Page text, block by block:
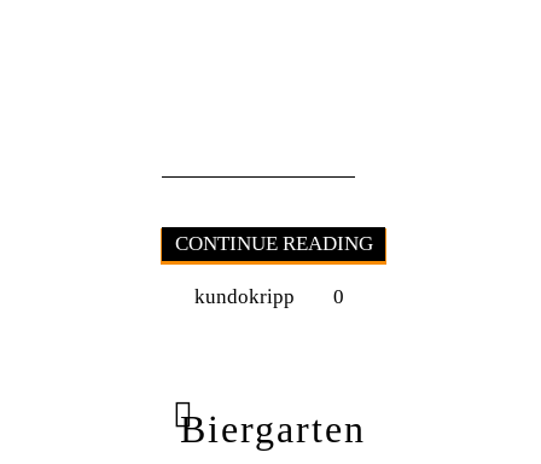
CONTINUE READING
kundokripp 0
Biergarten